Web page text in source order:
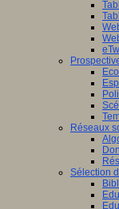
Réseaux
Sélection